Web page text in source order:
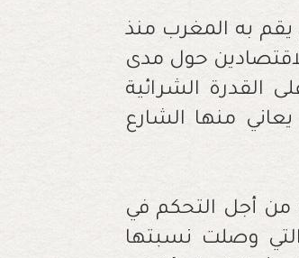
يقم به المغرب منذ
الاقتصادين حول مدى
القدرة الشرائية
منها الشارع
من أجل التحكم في
وصلت نسبتها